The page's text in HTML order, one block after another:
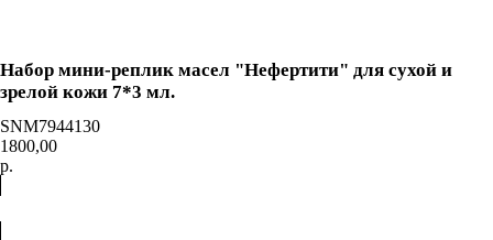
Набор мини-реплик масел "Нефертити" для сухой и
зрелой кожи 7*3 мл.
SNM7944130
1800,00
р.